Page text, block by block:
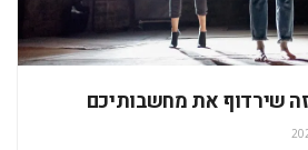
שירדוף את מחשבותיכם